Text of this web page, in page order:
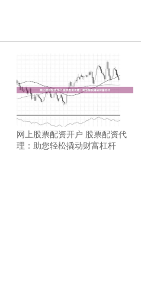
网上股票配资开户 股票配资代
理：助您轻松撬动财富杠杆